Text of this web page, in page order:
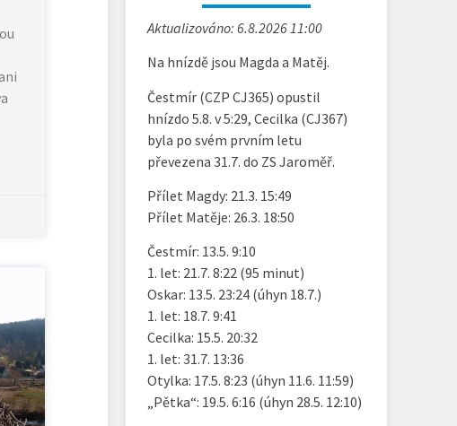
Aktualizováno: 6.8.2026 11:00
Na hnízdě jsou Magda a Matěj.
Čestmír (CZP CJ365) opustil
hnízdo 5.8. v 5:29, Cecilka (CJ367)
byla po svém prvním letu
převezena 31.7. do ZS Jaroměř.
Přílet Magdy: 21.3. 15:49
Přílet Matěje: 26.3. 18:50
Čestmír: 13.5. 9:10
1. let: 21.7. 8:22 (95 minut)
Oskar: 13.5. 23:24 (úhyn 18.7.)
1. let: 18.7. 9:41
Cecilka: 15.5. 20:32
1. let: 31.7. 13:36
Otylka: 17.5. 8:23 (úhyn 11.6. 11:59)
„Pětka“: 19.5. 6:16 (úhyn 28.5. 12:10)